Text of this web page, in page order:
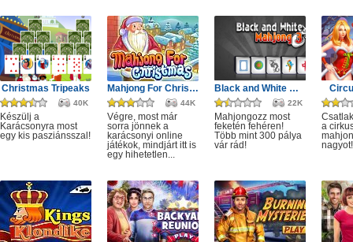
Christmas Tripeaks
40K
Készülj a
Karácsonyra most
egy kis pasziánsszal!
Mahjong For Christmas
44K
Végre, most már
sorra jönnek a
karácsonyi online
játékok, mindjárt itt is
egy hihetetlen...
Black and White Mahjong 3
22K
Mahjongozz most
feketén fehéren!
Több mint 300 pálya
vár rád!
a
nagyot!